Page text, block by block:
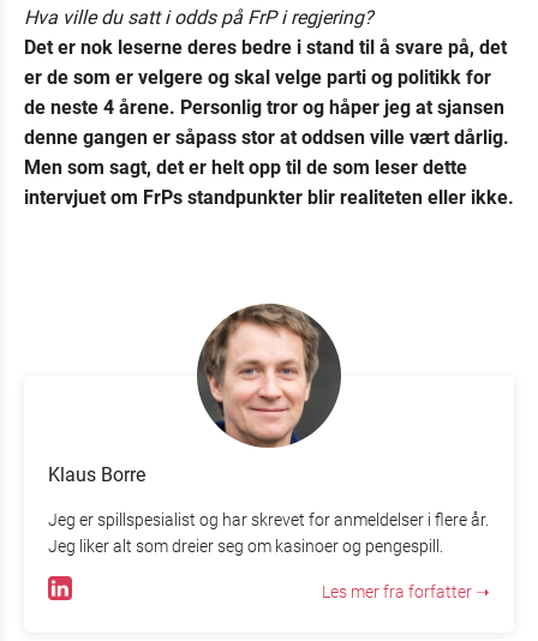
Hva ville du satt i odds på FrP i regjering?
Det er nok leserne deres bedre i stand til å svare på, det
er de som er velgere og skal velge parti og politikk for
de neste 4 årene. Personlig tror og håper jeg at sjansen
denne gangen er såpass stor at oddsen ville vært dårlig.
Men som sagt, det er helt opp til de som leser dette
intervjuet om FrPs standpunkter blir realiteten eller ikke.
Klaus Borre
Jeg er spillspesialist og har skrevet for anmeldelser i flere år.
Jeg liker alt som dreier seg om kasinoer og pengespill.
Les mer fra forfatter ➝